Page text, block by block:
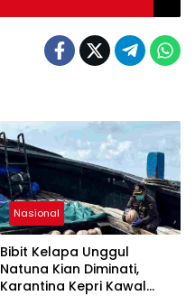
Nasional
Bibit Kelapa Unggul
Natuna Kian Diminati,
Karantina Kepri Kawal